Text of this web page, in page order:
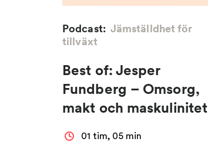
Podcast: Jämställdhet för
tillväxt
Best of: Jesper
Fundberg – Omsorg,
makt och maskulinitet
01 tim, 05 min